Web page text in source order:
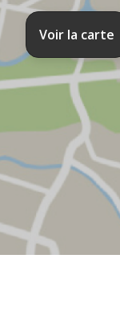
Voir la carte